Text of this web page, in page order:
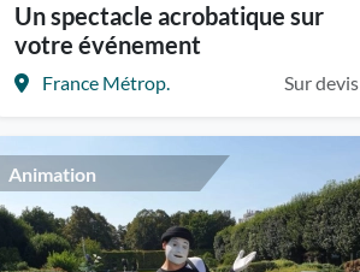
Un spectacle acrobatique sur
votre événement
France Métrop. Sur devis
Animation